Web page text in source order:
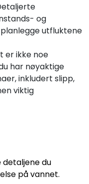
og
utfluktene
er ikke noe
har nøyaktige
inkludert slipp,
viktig
du
på vannet.